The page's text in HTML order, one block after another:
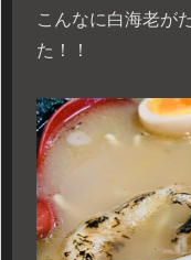
こんなに白海老が
た！！